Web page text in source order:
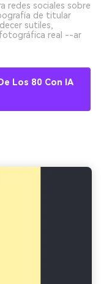
redes sociales sobre
de titular
sutiles,
fotográfica real --ar
Los 80 Con IA